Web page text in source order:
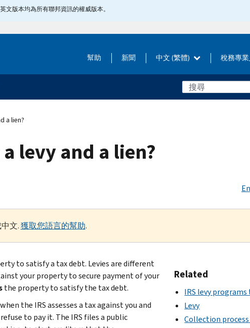
文版本均為所有聯邦資訊的權威版本。
幫助 新聞 中文 (繁體) 稅務專
a lien?
levy and a lien?
文.獲取您語言的幫助.
to satisfy a tax debt. Levies are different
your property to secure payment of your
the property to satisfy the tax debt.
the IRS assesses a tax against you and
to pay it. The IRS files a public
Related
IRS levy
Levy
Collection